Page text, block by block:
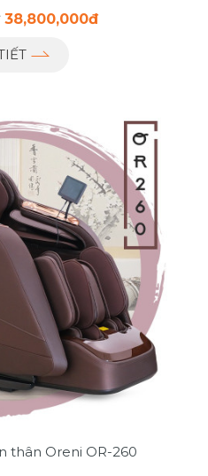
38,800,000đ
thân Oreni OR-260